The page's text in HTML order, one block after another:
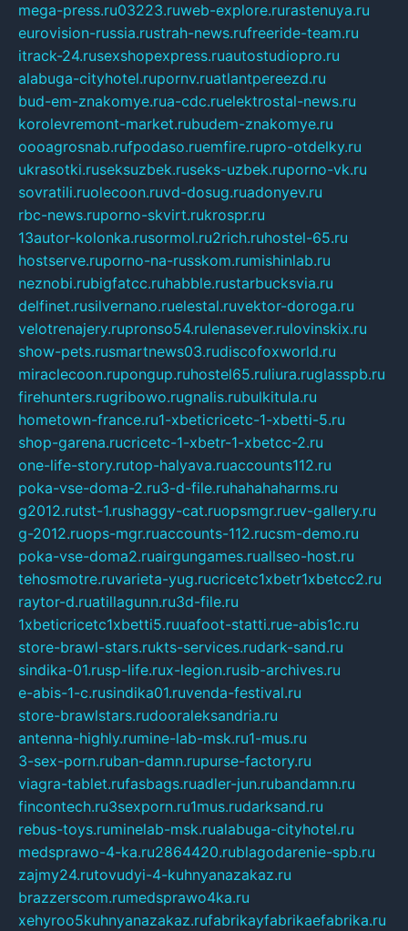
mega-press.ru03223.ruweb-explore.rurastenuya.ru
eurovision-russia.rustrah-news.rufreeride-team.ru
itrack-24.rusexshopexpress.ruautostudiopro.ru
alabuga-cityhotel.rupornv.ruatlantpereezd.ru
bud-em-znakomye.rua-cdc.ruelektrostal-news.ru
korolevremont-market.rubudem-znakomye.ru
oooagrosnab.rufpodaso.ruemfire.rupro-otdelky.ru
ukrasotki.ruseksuzbek.ruseks-uzbek.ruporno-vk.ru
sovratili.ruolecoon.ruvd-dosug.ruadonyev.ru
rbc-news.ruporno-skvirt.rukrospr.ru
13autor-kolonka.rusormol.ru2rich.ruhostel-65.ru
hostserve.ruporno-na-russkom.rumishinlab.ru
neznobi.rubigfatcc.ruhabble.rustarbucksvia.ru
delfinet.rusilvernano.ruelestal.ruvektor-doroga.ru
velotrenajery.rupronso54.rulenasever.rulovinskix.ru
show-pets.rusmartnews03.rudiscofoxworld.ru
miraclecoon.rupongup.ruhostel65.ruliura.ruglasspb.ru
firehunters.rugribowo.rugnalis.rubulkitula.ru
hometown-france.ru1-xbeticricetc-1-xbetti-5.ru
shop-garena.rucricetc-1-xbetr-1-xbetcc-2.ru
one-life-story.rutop-halyava.ruaccounts112.ru
poka-vse-doma-2.ru3-d-file.ruhahahaharms.ru
g2012.rutst-1.rushaggy-cat.ruopsmgr.ruev-gallery.ru
g-2012.ruops-mgr.ruaccounts-112.rucsm-demo.ru
poka-vse-doma2.ruairgungames.ruallseo-host.ru
tehosmotre.ruvarieta-yug.rucricetc1xbetr1xbetcc2.ru
raytor-d.ruatillagunn.ru3d-file.ru
1xbeticricetc1xbetti5.ruuafoot-statti.rue-abis1c.ru
store-brawl-stars.rukts-services.rudark-sand.ru
sindika-01.rusp-life.rux-legion.rusib-archives.ru
e-abis-1-c.rusindika01.ruvenda-festival.ru
store-brawlstars.rudooraleksandria.ru
antenna-highly.rumine-lab-msk.ru1-mus.ru
3-sex-porn.ruban-damn.rupurse-factory.ru
viagra-tablet.rufasbags.ruadler-jun.rubandamn.ru
fincontech.ru3sexporn.ru1mus.rudarksand.ru
rebus-toys.ruminelab-msk.rualabuga-cityhotel.ru
medsprawo-4-ka.ru2864420.rublagodarenie-spb.ru
zajmy24.rutovudyi-4-kuhnyanazakaz.ru
brazzerscom.rumedsprawo4ka.ru
xehyroo5kuhnyanazakaz.rufabrikayfabrikaefabrika.ru